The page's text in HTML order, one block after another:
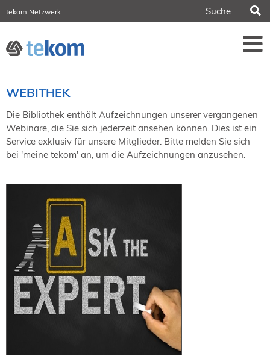
tekom Netzwerk
tech-writer.info
18.-19. März 2027
Information Energy
21.-23. April 2027 Online
tekom-Festival
20.-21. Mai 2027 in Shanghai
Evolution of TC
2.-3. Juni 2026 in Sofia
FokusTag DPP
19. Juni 2026 in Wiesbaden
NORDIC TechKomm Kopenhagen
23.-24. September 2026
tekom-Jahrestagung 2026
10.-12. November, 2026 in Stuttgart
WEBITHEK
Die Bibliothek enthält Aufzeichnungen unserer vergangenen
Webinare, die Sie sich jederzeit ansehen können. Dies ist ein
Service exklusiv für unsere Mitglieder. Bitte melden Sie sich
bei 'meine tekom' an, um die Aufzeichnungen anzusehen.